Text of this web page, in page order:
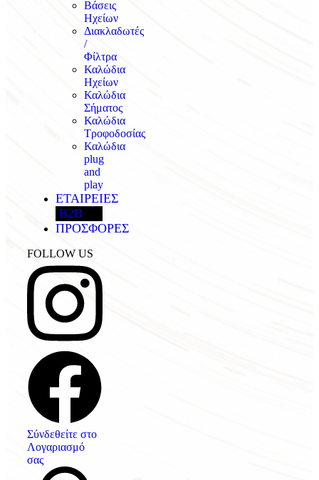
Βάσεις
Ηχείων
Διακλαδωτές
/
Φίλτρα
Καλώδια
Ηχείων
Καλώδια
Σήματος
Καλώδια
Τροφοδοσίας
Καλώδια
plug
and
play
ΕΤΑΙΡΕΙΕΣ
B2B
ΠΡΟΣΦΟΡΕΣ
FOLLOW US
Σύνδεθείτε στο
Λογαριασμό
σας